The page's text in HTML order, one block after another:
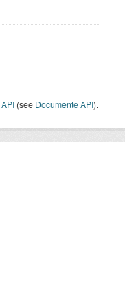
API (see Documente API).